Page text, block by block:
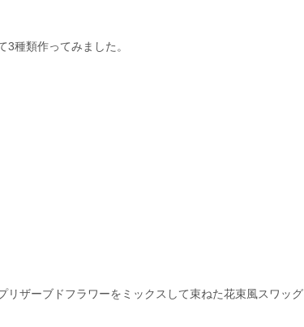
種類作ってみました。
ザーブドフラワーをミックスして束ねた花束風スワッグ